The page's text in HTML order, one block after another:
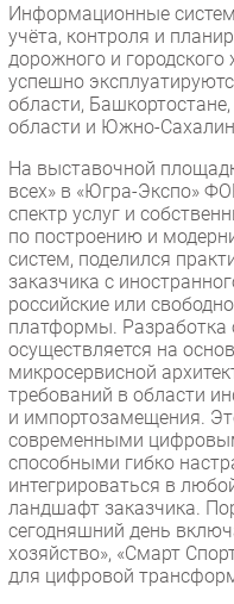
Тестовый стенд
Каталог компаний
Информационные
учёта, контроля и
дорожного и городского
успешно
области,
области и Южно-
На выставочной
всех» в «Югра-Экспо»
спектр услуг и
по построению и
систем, поделился
заказчика с
российские или
платформы. Разработка
осуществляется на
микросервисной
требований в области
и импортозамещения.
современными
способными гибко
интегрироваться в
ландшафт заказчика.
сегодняшний день
хозяйство», «Смарт
для цифровой